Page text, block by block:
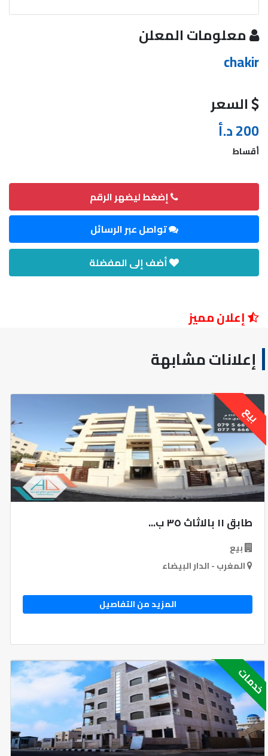
معلومات المعلن
chakir
السعر
200 د.أ
أقساط
إضغط ليضهر الرقم
تواصل عبر الرسائل
أضف إلى المفضلة
إعلان مميز
إعلانات مشابهة
بيع
طابق ١١ بالاثاث ٣٥ ب...
بيع
المغرب - الدار البيضاء
المزيد من التفاصيل
خدمات